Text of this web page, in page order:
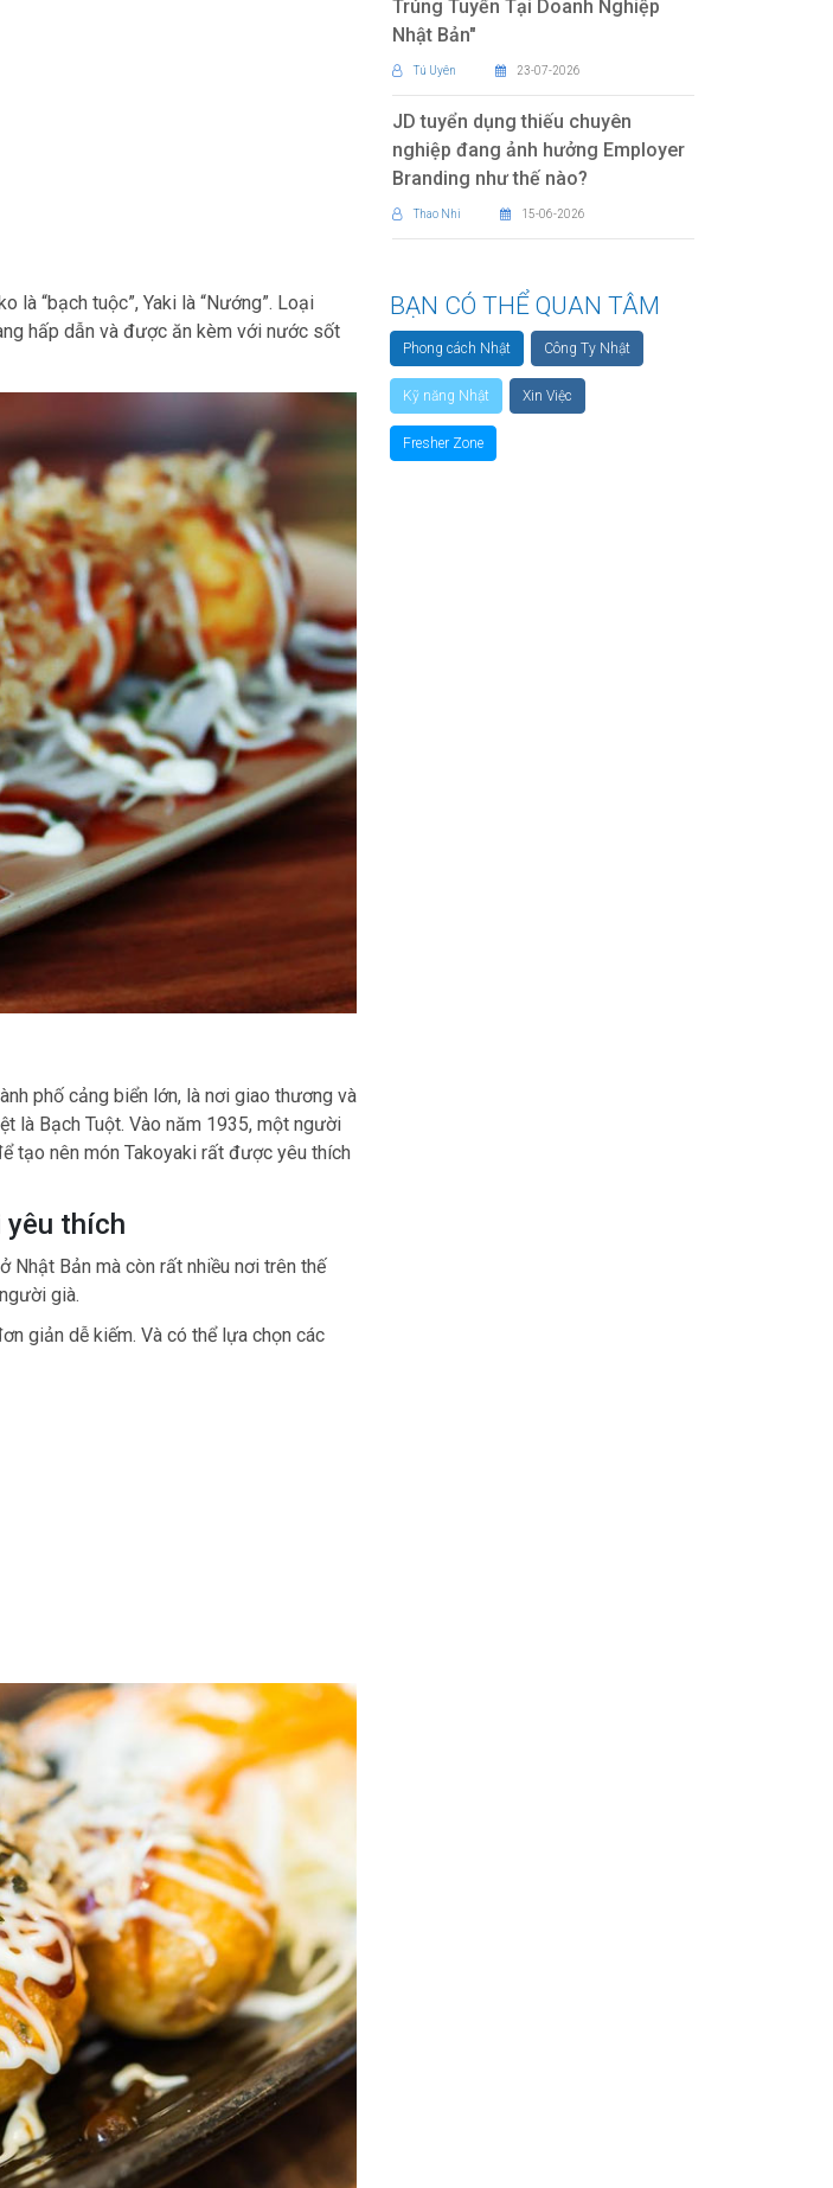
là “bạch tuộc”, Yaki là “Nướng”. Loại
hấp dẫn và được ăn kèm với nước sốt
phố cảng biển lớn, là nơi giao thương và
là Bạch Tuột. Vào năm 1935, một người
tạo nên món Takoyaki rất được yêu thích
yêu thích
Nhật Bản mà còn rất nhiều nơi trên thế
già.
giản dễ kiếm. Và có thể lựa chọn các
Trúng Tuyển Tại Doanh Nghiệp
Nhật Bản"
Tú Uyên 23-07-2026
JD tuyển dụng thiếu chuyên
nghiệp đang ảnh hưởng Employer
Branding như thế nào?
Thao Nhi 15-06-2026
BẠN CÓ THỂ QUAN TÂM
Phong cách Nhật Công Ty Nhật
Kỹ năng Nhật Xin Việc
Fresher Zone